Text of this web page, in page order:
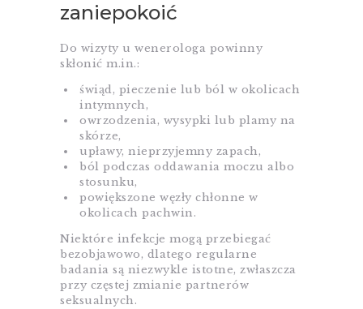
zaniepokoić
Do wizyty u wenerologa powinny
skłonić m.in.:
świąd, pieczenie lub ból w okolicach
intymnych,
owrzodzenia, wysypki lub plamy na
skórze,
upławy, nieprzyjemny zapach,
ból podczas oddawania moczu albo
stosunku,
powiększone węzły chłonne w
okolicach pachwin.
Niektóre infekcje mogą przebiegać
bezobjawowo, dlatego regularne
badania są niezwykle istotne, zwłaszcza
przy częstej zmianie partnerów
seksualnych.